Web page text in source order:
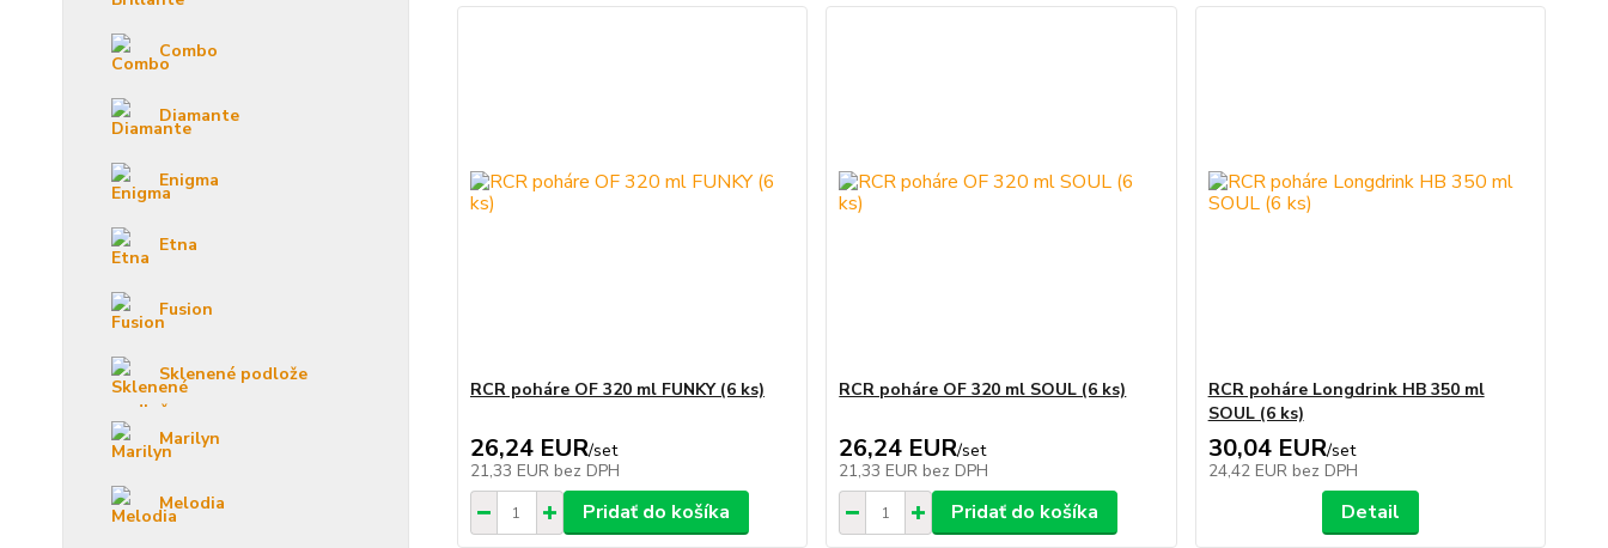
Combo
Diamante
Enigma
Etna
Fusion
Sklenené podlože
Marilyn
Melodia
RCR poháre OF 320 ml FUNKY (6 ks)
26,24 EUR/set
21,33 EUR bez DPH
Pridať do košíka
RCR poháre OF 320 ml SOUL (6 ks)
26,24 EUR/set
21,33 EUR bez DPH
Pridať do košíka
RCR poháre Longdrink HB 350 ml
SOUL (6 ks)
30,04 EUR/set
24,42 EUR bez DPH
Detail